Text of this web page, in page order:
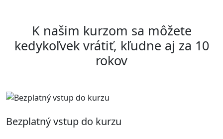
K našim kurzom sa môžete
kedykoľvek vrátiť, kľudne aj za 10
rokov
Bezplatný vstup do kurzu